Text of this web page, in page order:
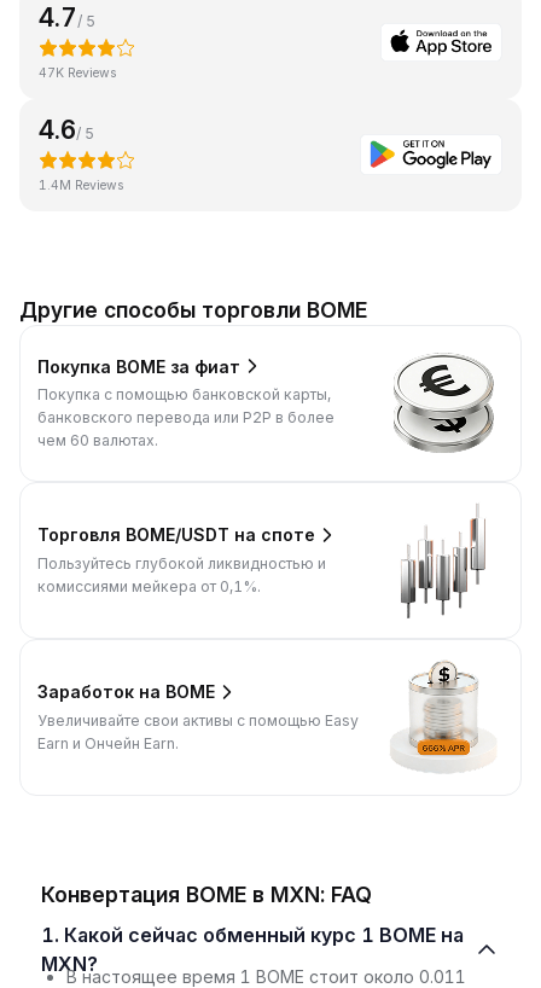
4.7 / 5
47K Reviews
4.6/ 5
1.4M Reviews
Другие способы торговли BOME
Покупка BOME за фиат
Покупка с помощью банковской карты,
банковского перевода или P2P в более
чем 60 валютах.
Торговля BOME/USDT на споте
Пользуйтесь глубокой ликвидностью и
комиссиями мейкера от 0,1%.
Заработок на BOME
Увеличивайте свои активы с помощью Easy
Earn и Ончейн Earn.
Конвертация BOME в MXN: FAQ
1. Какой сейчас обменный курс 1 BOME на
MXN?
В настоящее время 1 BOME стоит около 0.011